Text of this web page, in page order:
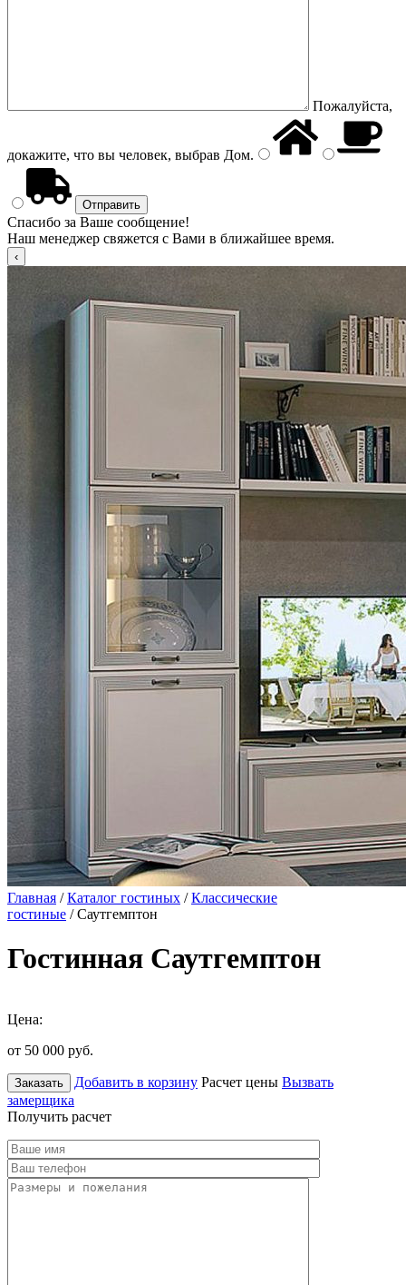
Пожалуйста,
докажите, что вы человек, выбрав Дом.
Спасибо за Ваше сообщение!
Наш менеджер свяжется с Вами в ближайшее время.
Главная /Каталог гостиных /Классические
гостиные / Саутгемптон
Гостинная Саутгемптон
Цена:
от 50 000 руб.
Заказать Добавить в корзину Расчет цены Вызвать
замерщика
Получить расчет